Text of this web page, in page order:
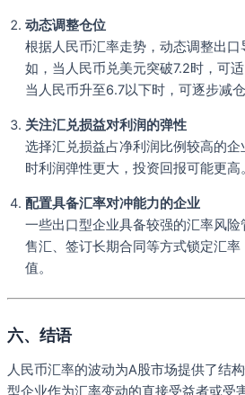
动态调整仓位
根据人民币汇率走势，动态调整出口
如，当人民币兑美元突破7.2时，可
当人民币升至6.7以下时，可逐步减仓
关注汇兑损益对利润的弹性
选择汇兑损益占净利润比例较高的
时利润弹性更大，投资回报可能更高。
配置具备汇率对冲能力的企业
一些出口型企业具备较强的汇率风
售汇、签订长期合同等方式锁定汇
值。
六、结语
人民币汇率的波动为A股市场提供了结
型企业作为汇率变动的直接受益者或受